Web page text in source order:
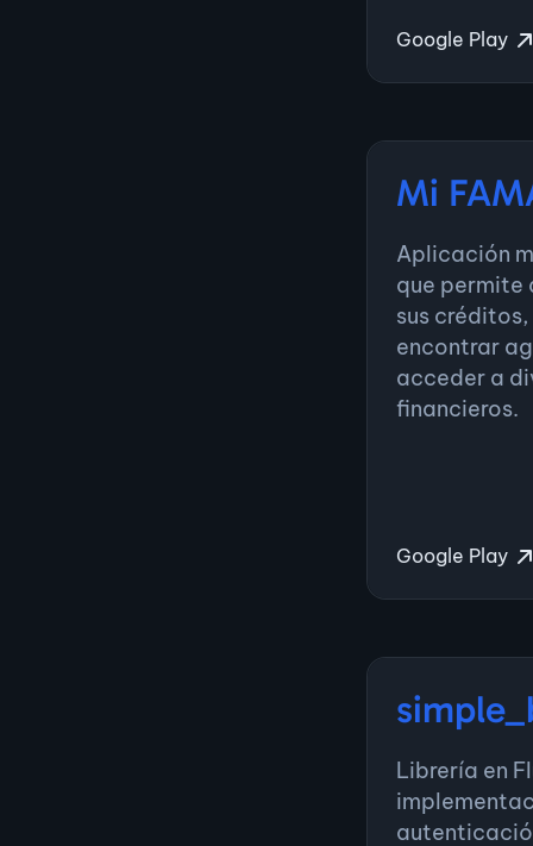
Apps-
cobranza,
Granja
Google Play
Mi
Aplicación
que permite
sus
encontrar
acceder a
financieros.
Google Play
Librería en